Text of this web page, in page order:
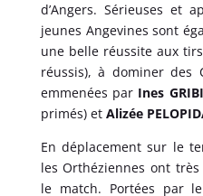
d’Angers. Sérieuses et
jeunes Angevines sont
une belle réussite aux
réussis), à dominer des
emmenées par Ines GRIBI
primés) et Alizée
En déplacement sur le
les Orthéziennes ont
le match. Portées par